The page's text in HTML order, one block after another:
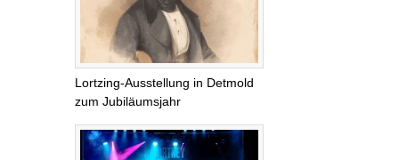
Lortzing-Ausstellung in Detmold
zum Jubiläumsjahr